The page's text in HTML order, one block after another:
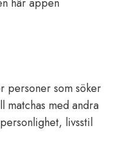
personer som söker
matchas med andra
livsstil